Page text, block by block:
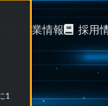
1
企業情報 採用